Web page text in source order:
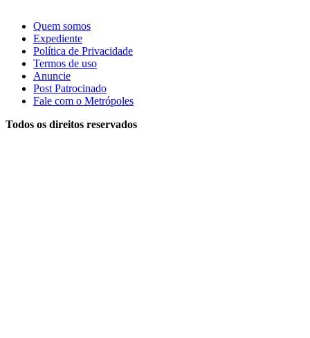
Quem somos
Expediente
Política de Privacidade
Termos de uso
Anuncie
Post Patrocinado
Fale com o Metrópoles
Todos os direitos reservados